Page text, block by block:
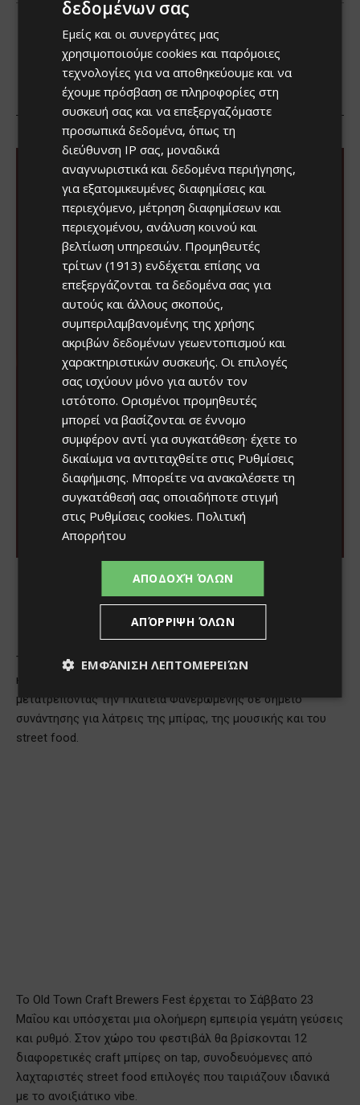
δεδομένων σας
Εμείς και οι συνεργάτες μας
χρησιμοποιούμε cookies και παρόμοιες
τεχνολογίες για να αποθηκεύουμε και να
έχουμε πρόσβαση σε πληροφορίες στη
συσκευή σας και να επεξεργαζόμαστε
προσωπικά δεδομένα, όπως τη
διεύθυνση IP σας, μοναδικά
αναγνωριστικά και δεδομένα περιήγησης,
για εξατομικευμένες διαφημίσεις και
περιεχόμενο, μέτρηση διαφημίσεων και
περιεχομένου, ανάλυση κοινού και
βελτίωση υπηρεσιών. Προμηθευτές
τρίτων (1913) ενδέχεται επίσης να
επεξεργάζονται τα δεδομένα σας για
αυτούς και άλλους σκοπούς,
συμπεριλαμβανομένης της χρήσης
ακριβών δεδομένων γεωεντοπισμού και
χαρακτηριστικών συσκευής. Οι επιλογές
σας ισχύουν μόνο για αυτόν τον
ιστότοπο. Ορισμένοι προμηθευτές
μπορεί να βασίζονται σε έννομο
συμφέρον αντί για συγκατάθεση· έχετε το
δικαίωμα να αντιταχθείτε στις Ρυθμίσεις
διαφήμισης. Μπορείτε να ανακαλέσετε τη
συγκατάθεσή σας οποιαδήποτε στιγμή
στις Ρυθμίσεις cookies. Πολιτική
Απορρήτου
ΑΠΟΔΟΧΉ ΌΛΩΝ
ΑΠΌΡΡΙΨΗ ΌΛΩΝ
ΕΜΦΆΝΙΣΗ ΛΕΠΤΟΜΕΡΕΙΏΝ